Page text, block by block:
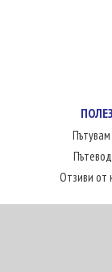
Пътувам
Отзиви от